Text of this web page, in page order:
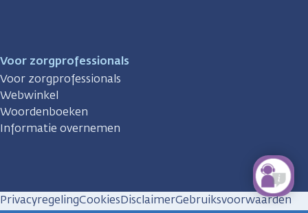
Voor zorgprofessionals
Voor zorgprofessionals
Webwinkel
Woordenboeken
Informatie overnemen
PrivacyregelingCookiesDisclaimerGebruiksvoorwaarden